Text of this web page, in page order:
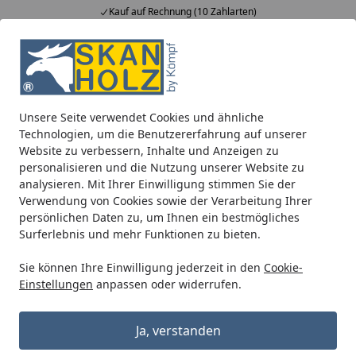
Unsere Seite verwendet Cookies und ähnliche
Technologien, um die Benutzererfahrung auf unserer
Website zu verbessern, Inhalte und Anzeigen zu
personalisieren und die Nutzung unserer Website zu
analysieren. Mit Ihrer Einwilligung stimmen Sie der
Verwendung von Cookies sowie der Verarbeitung Ihrer
persönlichen Daten zu, um Ihnen ein bestmögliches
Surferlebnis und mehr Funktionen zu bieten.
Sie können Ihre Einwilligung jederzeit in den Cookie-
Einstellungen anpassen oder widerrufen.
Ja, verstanden
Kauf auf Rechnung (10 Zahlarten)
Alle Produkte
Mein Konto
Suchen
Startseite
Kömpf Montage-Garantie
Was ist die Kömpf Montage-
Garantie?
Die Kömpf-Garantie schenkt Ihnen Sicherheit und
Vertrauen. Sie beinhaltet vier wertvolle Garantie-
Zusagen:
Festpreisgarantie
Montagepreise in unserem Angebot gelten.